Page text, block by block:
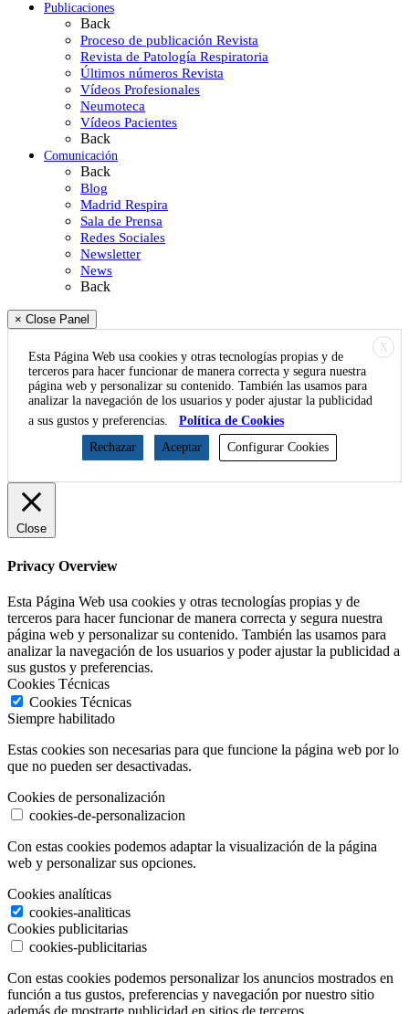
Publicaciones
Back
Proceso de publicación Revista
Revista de Patología Respiratoria
Últimos números Revista
Vídeos Profesionales
Neumoteca
Vídeos Pacientes
Back
Comunicación
Back
Blog
Madrid Respira
Sala de Prensa
Redes Sociales
Newsletter
News
Back
× Close Panel
X
Esta Página Web usa cookies y otras tecnologías propias y de
terceros para hacer funcionar de manera correcta y segura nuestra
página web y personalizar su contenido. También las usamos para
analizar la navegación de los usuarios y poder ajustar la publicidad
a sus gustos y preferencias.
Política de Cookies
Rechazar
Aceptar Configurar Cookies
Close
Privacy Overview
Esta Página Web usa cookies y otras tecnologías propias y de
terceros para hacer funcionar de manera correcta y segura nuestra
página web y personalizar su contenido. También las usamos para
analizar la navegación de los usuarios y poder ajustar la publicidad a
sus gustos y preferencias.
Cookies Técnicas
Cookies Técnicas
Siempre habilitado
Estas cookies son necesarias para que funcione la página web por lo
que no pueden ser desactivadas.
Cookies de personalización
cookies-de-personalizacion
Con estas cookies podemos adaptar la visualización de la página
web y personalizar sus opciones.
Cookies analíticas
cookies-analiticas
Cookies publicitarias
cookies-publicitarias
Con estas cookies podemos personalizar los anuncios mostrados en
función a tus gustos, preferencias y navegación por nuestro sitio
además de mostrarte publicidad en sitios de terceros.